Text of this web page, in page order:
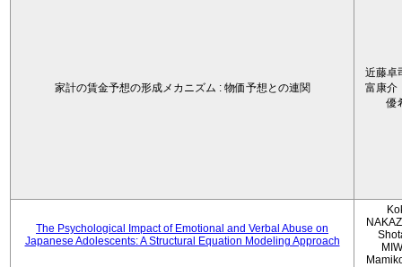
家計の賃金予想の形成メカニズム : 物価予想との連関
近藤卓
富康介
優
The Psychological Impact of Emotional and Verbal Abuse on
Japanese Adolescents: A Structural Equation Modeling Approach